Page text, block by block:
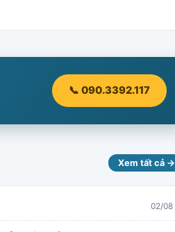
📞 090.3392.117
Xem tất cả →
02/08